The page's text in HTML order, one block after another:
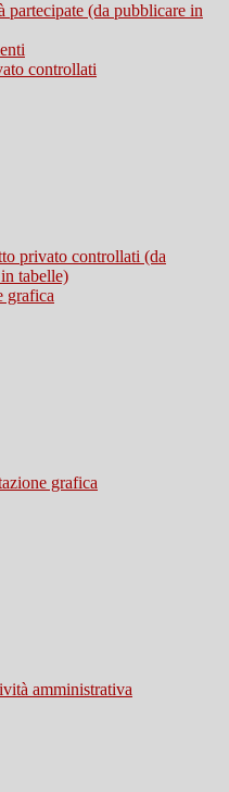
partecipate (da pubblicare in
controllati
privato controllati (da
tabelle)
grafica
grafica
amministrativa